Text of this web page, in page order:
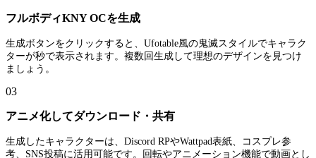
フルボディKNY OCを生成
生成ボタンをクリックすると、Ufotable風の鬼滅スタイルでキャラク
ターが秒で表示されます。複数回生成して理想のデザインを見つけ
ましょう。
03
アニメ化してダウンロード・共有
生成したキャラクターは、Discord RPやWattpad表紙、コスプレ参
考、SNS投稿に活用可能です。回転やアニメーション機能で動画とし